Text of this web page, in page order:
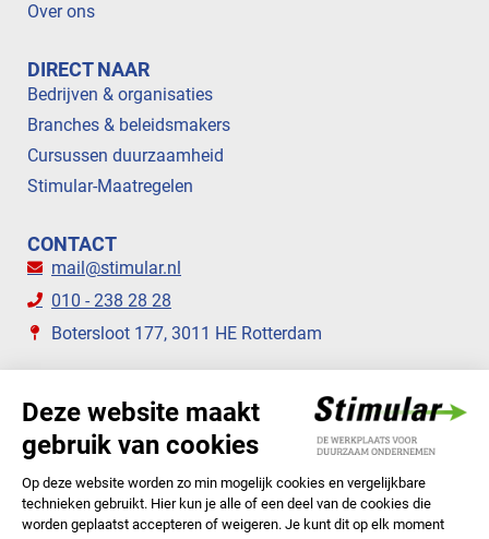
Over ons
DIRECT NAAR
Bedrijven & organisaties
Branches & beleidsmakers
Cursussen duurzaamheid
Stimular-Maatregelen
CONTACT
mail@stimular.nl
010 - 238 28 28
Botersloot 177, 3011 HE Rotterdam
STIMULAR NIEUWSBRIEVEN
ABONNEER NU